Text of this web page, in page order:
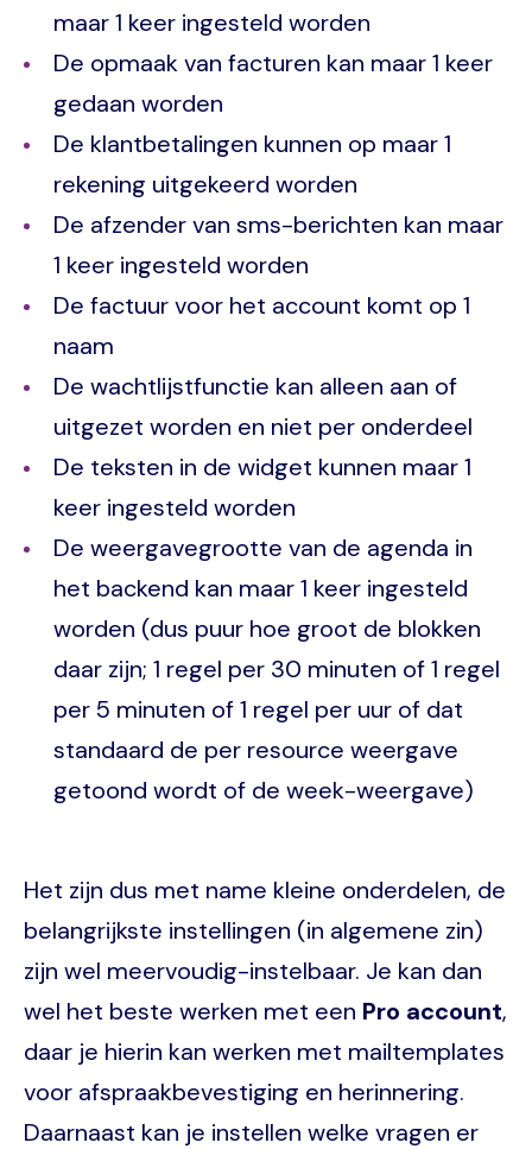
maar 1 keer ingesteld worden
De opmaak van facturen kan maar 1 keer
gedaan worden
De klantbetalingen kunnen op maar 1
rekening uitgekeerd worden
De afzender van sms-berichten kan maar
1 keer ingesteld worden
De factuur voor het account komt op 1
naam
De wachtlijstfunctie kan alleen aan of
uitgezet worden en niet per onderdeel
De teksten in de widget kunnen maar 1
keer ingesteld worden
De weergavegrootte van de agenda in
het backend kan maar 1 keer ingesteld
worden (dus puur hoe groot de blokken
daar zijn; 1 regel per 30 minuten of 1 regel
per 5 minuten of 1 regel per uur of dat
standaard de per resource weergave
getoond wordt of de week-weergave)
Het zijn dus met name kleine onderdelen, de
belangrijkste instellingen (in algemene zin)
zijn wel meervoudig-instelbaar. Je kan dan
wel het beste werken met een Pro account,
daar je hierin kan werken met mailtemplates
voor afspraakbevestiging en herinnering.
Daarnaast kan je instellen welke vragen er